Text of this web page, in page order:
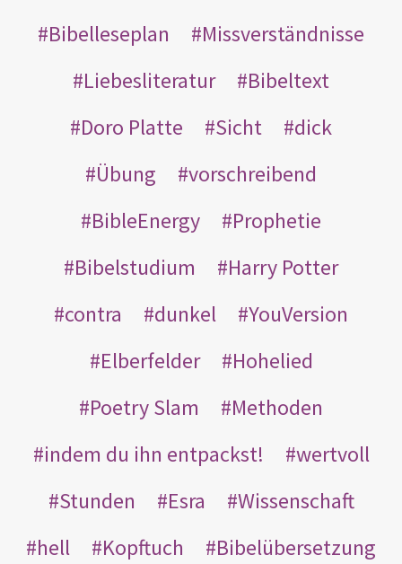
Bibelleseplan
Missverständnisse
Liebesliteratur
Bibeltext
Doro Platte
Sicht
dick
Übung
vorschreibend
BibleEnergy
Prophetie
Bibelstudium
Harry Potter
contra
dunkel
YouVersion
Elberfelder
Hohelied
Poetry Slam
Methoden
indem du ihn entpackst!
wertvoll
Stunden
Esra
Wissenschaft
hell
Kopftuch
Bibelübersetzung